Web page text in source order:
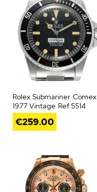
Rolex Submariner Comex
1977 Vintage Ref 5514
€259.00